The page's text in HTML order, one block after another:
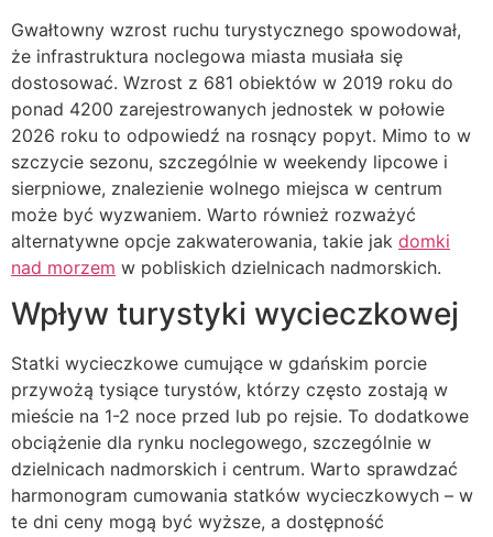
Gwałtowny wzrost ruchu turystycznego spowodował,
że infrastruktura noclegowa miasta musiała się
dostosować. Wzrost z 681 obiektów w 2019 roku do
ponad 4200 zarejestrowanych jednostek w połowie
2026 roku to odpowiedź na rosnący popyt. Mimo to w
szczycie sezonu, szczególnie w weekendy lipcowe i
sierpniowe, znalezienie wolnego miejsca w centrum
może być wyzwaniem. Warto również rozważyć
alternatywne opcje zakwaterowania, takie jak domki
nad morzem w pobliskich dzielnicach nadmorskich.
Wpływ turystyki wycieczkowej
Statki wycieczkowe cumujące w gdańskim porcie
przywożą tysiące turystów, którzy często zostają w
mieście na 1-2 noce przed lub po rejsie. To dodatkowe
obciążenie dla rynku noclegowego, szczególnie w
dzielnicach nadmorskich i centrum. Warto sprawdzać
harmonogram cumowania statków wycieczkowych – w
te dni ceny mogą być wyższe, a dostępność